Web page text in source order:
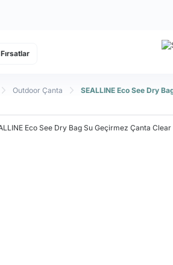
Fırsatlar
Outdoor Çanta SEALLINE Eco See Dry